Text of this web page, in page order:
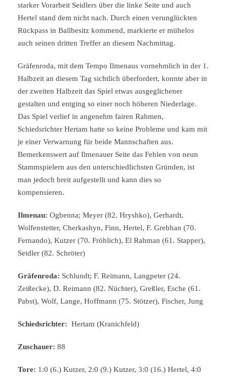
starker Vorarbeit Seidlers über die linke Seite und auch
Hertel stand dem nicht nach. Durch einen verunglückten
Rückpass in Ballbesitz kommend, markierte er mühelos
auch seinen dritten Treffer an diesem Nachmittag.
Gräfenroda, mit dem Tempo Ilmenaus vornehmlich in der 1.
Halbzeit an diesem Tag sichtlich überfordert, konnte aber in
der zweiten Halbzeit das Spiel etwas ausgeglichener
gestalten und entging so einer noch höheren Niederlage.
Das Spiel verlief in angenehm fairen Rahmen,
Schiedsrichter Hertam hatte so keine Probleme und kam mit
je einer Verwarnung für beide Mannschaften aus.
Bemerkenswert auf Ilmenauer Seite das Fehlen von neun
Stammspielern aus den unterschiedlichsten Gründen, ist
man jedoch breit aufgestellt und kann dies so
kompensieren.
Ilmenau: Ogbenna; Meyer (82. Hryshko), Gerhardt,
Wolfenstetter, Cherkashyn, Finn, Hertel, F. Grebhan (70.
Fernando), Kutzer (70. Fröhlich), El Rahman (61. Stapper),
Seidler (82. Schröter)
Gräfenroda: Schlundt; F. Reimann, Langpeter (24.
Zeißecke), D. Reimann (82. Nüchter), Greßler, Esche (61.
Pabst), Wolf, Lange, Hoffmann (75. Stötzer), Fischer, Jung
Schiedsrichter: Hertam (Kranichfeld)
Zuschauer: 88
Tore: 1:0 (6.) Kutzer, 2:0 (9.) Kutzer, 3:0 (16.) Hertel, 4:0